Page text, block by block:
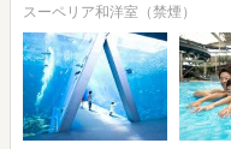
スーペリア和洋室（禁煙）